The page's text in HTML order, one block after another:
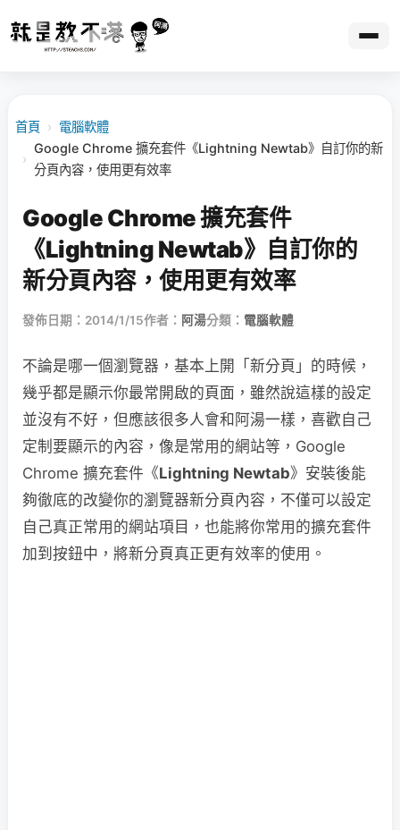
首頁 › 電腦軟體
›
Google Chrome 擴充套件《Lightning Newtab》自訂你的新
分頁內容，使用更有效率
Google Chrome 擴充套件
《Lightning Newtab》自訂你的
新分頁內容，使用更有效率
發佈日期：2014/1/15作者： 阿湯分類： 電腦軟體
不論是哪一個瀏覽器，基本上開「新分頁」的時候，
幾乎都是顯示你最常開啟的頁面，雖然說這樣的設定
並沒有不好，但應該很多人會和阿湯一樣，喜歡自己
定制要顯示的內容，像是常用的網站等，Google
Chrome 擴充套件《Lightning Newtab》安裝後能
夠徹底的改變你的瀏覽器新分頁內容，不僅可以設定
自己真正常用的網站項目，也能將你常用的擴充套件
加到按鈕中，將新分頁真正更有效率的使用。